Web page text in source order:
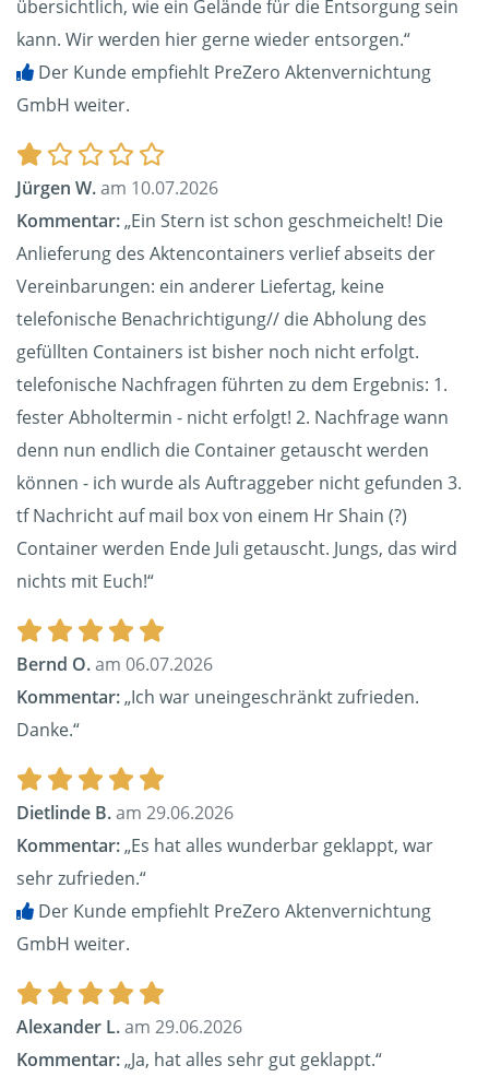
übersichtlich, wie ein Gelände für die Entsorgung sein
kann. Wir werden hier gerne wieder entsorgen.“
Der Kunde empfiehlt PreZero Aktenvernichtung
GmbH weiter.
Jürgen W.am 10.07.2026
Kommentar:„Ein Stern ist schon geschmeichelt! Die
Anlieferung des Aktencontainers verlief abseits der
Vereinbarungen: ein anderer Liefertag, keine
telefonische Benachrichtigung// die Abholung des
gefüllten Containers ist bisher noch nicht erfolgt.
telefonische Nachfragen führten zu dem Ergebnis: 1.
fester Abholtermin - nicht erfolgt! 2. Nachfrage wann
denn nun endlich die Container getauscht werden
können - ich wurde als Auftraggeber nicht gefunden 3.
tf Nachricht auf mail box von einem Hr Shain (?)
Container werden Ende Juli getauscht. Jungs, das wird
nichts mit Euch!“
Bernd O.am 06.07.2026
Kommentar:„Ich war uneingeschränkt zufrieden.
Danke.“
Dietlinde B.am 29.06.2026
Kommentar:„Es hat alles wunderbar geklappt, war
sehr zufrieden.“
Der Kunde empfiehlt PreZero Aktenvernichtung
GmbH weiter.
Alexander L.am 29.06.2026
Kommentar:„Ja, hat alles sehr gut geklappt.“